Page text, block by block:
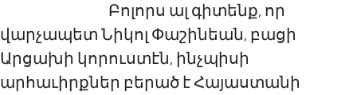
Բոլորս ալ գիտենք, որ
վարչապետ Նիկոլ Փաշինեան, բացի
Արցախի կորուստէն, ինչպիսի
արհաւիրքներ բերած է Հայաստանի